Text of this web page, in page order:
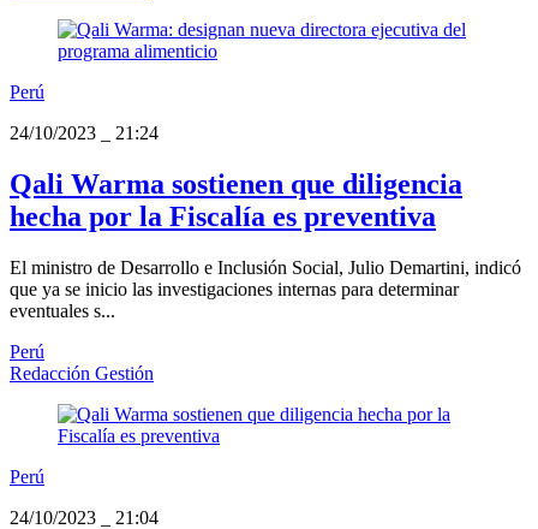
Perú
24/10/2023
21:24
Qali Warma sostienen que diligencia
hecha por la Fiscalía es preventiva
El ministro de Desarrollo e Inclusión Social, Julio Demartini, indicó
que ya se inicio las investigaciones internas para determinar
eventuales s...
Perú
Redacción Gestión
Perú
24/10/2023
21:04